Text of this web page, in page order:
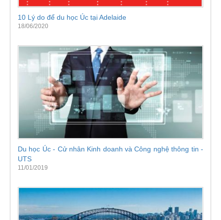
10 Lý do để du học Úc tại Adelaide
18/06/2020
Du học Úc - Cử nhân Kinh doanh và Công nghệ thông tin -
UTS
11/01/2019